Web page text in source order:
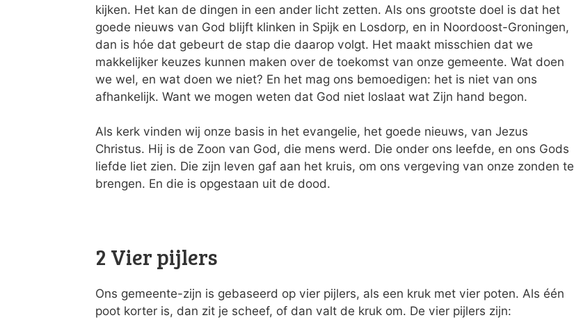
kijken. Het kan de dingen in een ander licht zetten. Als ons grootste doel is dat het
goede nieuws van God blijft klinken in Spijk en Losdorp, en in Noordoost-Groningen,
dan is hóe dat gebeurt de stap die daarop volgt. Het maakt misschien dat we
makkelijker keuzes kunnen maken over de toekomst van onze gemeente. Wat doen
we wel, en wat doen we niet? En het mag ons bemoedigen: het is niet van ons
afhankelijk. Want we mogen weten dat God niet loslaat wat Zijn hand begon.
Als kerk vinden wij onze basis in het evangelie, het goede nieuws, van Jezus
Christus. Hij is de Zoon van God, die mens werd. Die onder ons leefde, en ons Gods
liefde liet zien. Die zijn leven gaf aan het kruis, om ons vergeving van onze zonden te
brengen. En die is opgestaan uit de dood.
2 Vier pijlers
Ons gemeente-zijn is gebaseerd op vier pijlers, als een kruk met vier poten. Als één
poot korter is, dan zit je scheef, of dan valt de kruk om. De vier pijlers zijn: